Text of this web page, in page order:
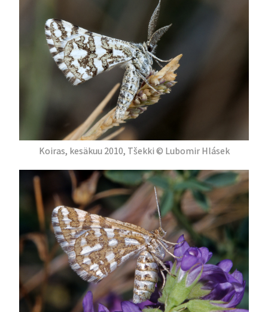
Koiras, kesäkuu 2010, Tšekki © Lubomir Hlásek